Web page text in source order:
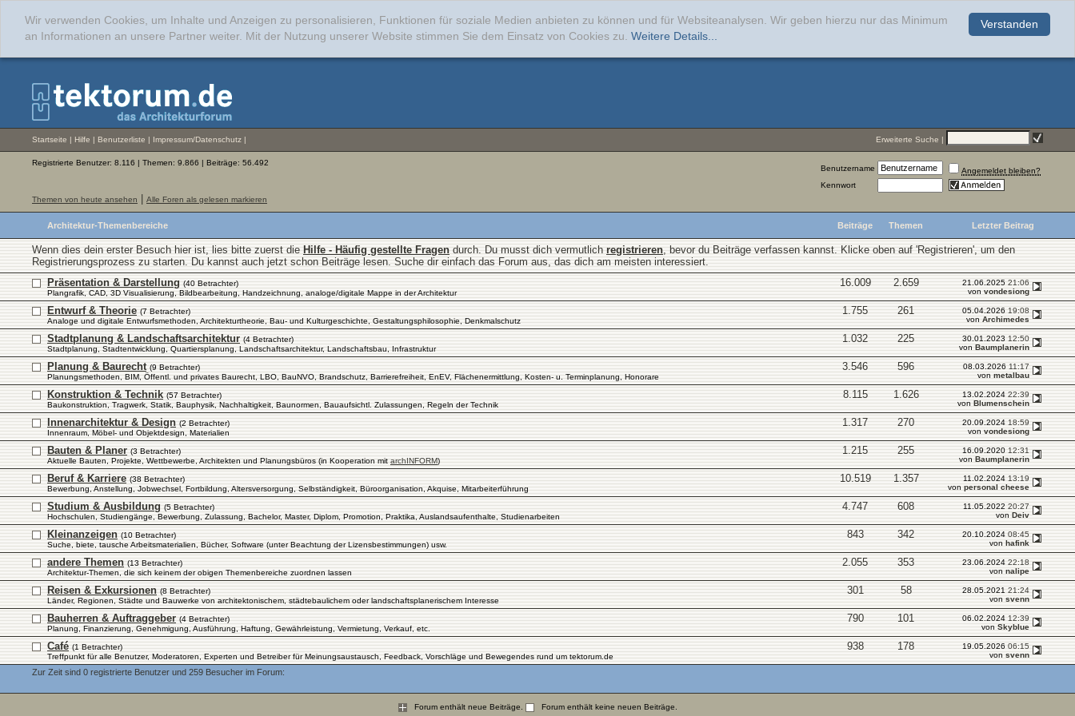
Verstanden
Wir verwenden Cookies, um Inhalte und Anzeigen zu personalisieren, Funktionen für soziale Medien anbieten zu können und für Websiteanalysen. Wir geben hierzu nur das Minimum
an Informationen an unsere Partner weiter. Mit der Nutzung unserer Website stimmen Sie dem Einsatz von Cookies zu. Weitere Details...
Startseite | Hilfe | Benutzerliste | Impressum/Datenschutz | Erweiterte Suche |
Registrierte Benutzer: 8.116 | Themen: 9.866 | Beiträge: 56.492
Benutzername
Angemeldet bleiben?
Kennwort
Themen von heute ansehen
Alle Foren als gelesen markieren
Architektur-Themenbereiche Beiträge Themen Letzter Beitrag
Wenn dies dein erster Besuch hier ist, lies bitte zuerst die Hilfe - Häufig gestellte Fragen durch. Du musst dich vermutlich registrieren, bevor du Beiträge verfassen kannst. Klicke oben auf 'Registrieren', um den
Registrierungsprozess zu starten. Du kannst auch jetzt schon Beiträge lesen. Suche dir einfach das Forum aus, das dich am meisten interessiert.
Präsentation & Darstellung (40 Betrachter)
Plangrafik, CAD, 3D Visualisierung, Bildbearbeitung, Handzeichnung, analoge/digitale Mappe in der Architektur
16.009 2.659 21.06.2025 21:06
von vondesiong
Entwurf & Theorie (7 Betrachter)
Analoge und digitale Entwurfsmethoden, Architekturtheorie, Bau- und Kulturgeschichte, Gestaltungsphilosophie, Denkmalschutz
1.755 261 05.04.2026 19:08
von Archimedes
Stadtplanung & Landschaftsarchitektur (4 Betrachter)
Stadtplanung, Stadtentwicklung, Quartiersplanung, Landschaftsarchitektur, Landschaftsbau, Infrastruktur
1.032 225 30.01.2023 12:50
von Baumplanerin
Planung & Baurecht (9 Betrachter)
Planungsmethoden, BIM, Öffentl. und privates Baurecht, LBO, BauNVO, Brandschutz, Barrierefreiheit, EnEV, Flächenermittlung, Kosten- u. Terminplanung, Honorare
3.546 596 08.03.2026 11:17
von metalbau
Konstruktion & Technik (57 Betrachter)
Baukonstruktion, Tragwerk, Statik, Bauphysik, Nachhaltigkeit, Baunormen, Bauaufsichtl. Zulassungen, Regeln der Technik
8.115 1.626 13.02.2024 22:39
von Blumenschein
Innenarchitektur & Design (2 Betrachter)
Innenraum, Möbel- und Objektdesign, Materialien
1.317 270 20.09.2024 18:59
von vondesiong
Bauten & Planer (3 Betrachter)
Aktuelle Bauten, Projekte, Wettbewerbe, Architekten und Planungsbüros (in Kooperation mit archINFORM)
1.215 255 16.09.2020 12:31
von Baumplanerin
Beruf & Karriere (38 Betrachter)
Bewerbung, Anstellung, Jobwechsel, Fortbildung, Altersversorgung, Selbständigkeit, Büroorganisation, Akquise, Mitarbeiterführung
10.519 1.357 11.02.2024 13:19
von personal cheese
Studium & Ausbildung (5 Betrachter)
Hochschulen, Studiengänge, Bewerbung, Zulassung, Bachelor, Master, Diplom, Promotion, Praktika, Auslandsaufenthalte, Studienarbeiten
4.747 608 11.05.2022 20:27
von Deiv
Kleinanzeigen (10 Betrachter)
Suche, biete, tausche Arbeitsmaterialien, Bücher, Software (unter Beachtung der Lizensbestimmungen) usw.
843 342 20.10.2024 08:45
von hafink
andere Themen (13 Betrachter)
Architektur-Themen, die sich keinem der obigen Themenbereiche zuordnen lassen
2.055 353 23.06.2024 22:18
von nalipe
Reisen & Exkursionen (8 Betrachter)
Länder, Regionen, Städte und Bauwerke von architektonischem, städtebaulichem oder landschaftsplanerischem Interesse
301 58 28.05.2021 21:24
von svenn
Bauherren & Auftraggeber (4 Betrachter)
Planung, Finanzierung, Genehmigung, Ausführung, Haftung, Gewährleistung, Vermietung, Verkauf, etc.
790 101 06.02.2024 12:39
von Skyblue
Café (1 Betrachter)
Treffpunkt für alle Benutzer, Moderatoren, Experten und Betreiber für Meinungsaustausch, Feedback, Vorschläge und Bewegendes rund um tektorum.de
938 178 19.05.2026 06:15
von svenn
Zur Zeit sind 0 registrierte Benutzer und 259 Besucher im Forum:
Forum enthält neue Beiträge. Forum enthält keine neuen Beiträge.